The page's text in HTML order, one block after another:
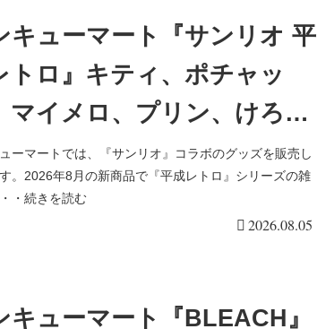
キューマート『サンリオ 平
トロ』キティ、ポチャッ
マイメロ、プリン、けろっ
ばつ丸のグッズが
8/12より新発売！
ーマートでは、『サンリオ』コラボのグッズを販売し
。2026年8月の新商品で『平成レトロ』シリーズの雑
・続きを読む
2026.08.05
キューマート『BLEACH』